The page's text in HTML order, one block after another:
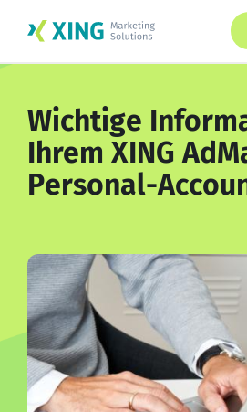
Wichtige
Ihrem XING
Personal-